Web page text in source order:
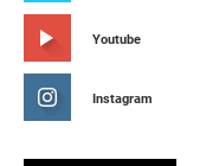
Youtube
Instagram